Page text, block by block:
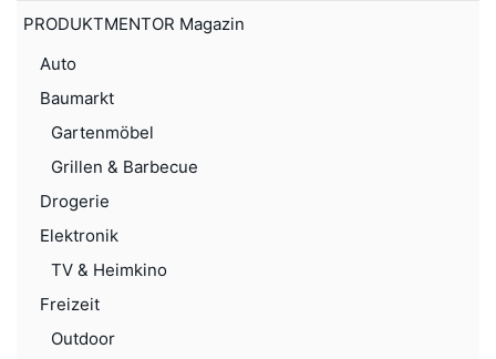
PRODUKTMENTOR Magazin
Auto
Baumarkt
Gartenmöbel
Grillen & Barbecue
Drogerie
Elektronik
TV & Heimkino
Freizeit
Outdoor